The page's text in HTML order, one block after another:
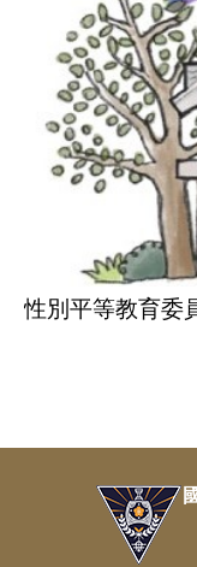
性別平等教育委